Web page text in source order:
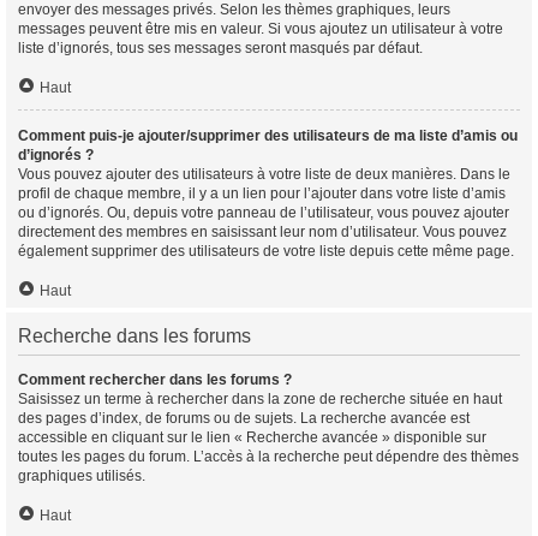
envoyer des messages privés. Selon les thèmes graphiques, leurs
messages peuvent être mis en valeur. Si vous ajoutez un utilisateur à votre
liste d’ignorés, tous ses messages seront masqués par défaut.
Haut
Comment puis-je ajouter/supprimer des utilisateurs de ma liste d’amis ou
d’ignorés ?
Vous pouvez ajouter des utilisateurs à votre liste de deux manières. Dans le
profil de chaque membre, il y a un lien pour l’ajouter dans votre liste d’amis
ou d’ignorés. Ou, depuis votre panneau de l’utilisateur, vous pouvez ajouter
directement des membres en saisissant leur nom d’utilisateur. Vous pouvez
également supprimer des utilisateurs de votre liste depuis cette même page.
Haut
Recherche dans les forums
Comment rechercher dans les forums ?
Saisissez un terme à rechercher dans la zone de recherche située en haut
des pages d’index, de forums ou de sujets. La recherche avancée est
accessible en cliquant sur le lien « Recherche avancée » disponible sur
toutes les pages du forum. L’accès à la recherche peut dépendre des thèmes
graphiques utilisés.
Haut